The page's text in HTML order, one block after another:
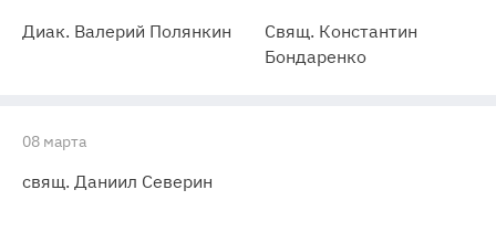
Диак. Валерий Полянкин
Свящ. Константин
Бондаренко
08 марта
свящ. Даниил Северин